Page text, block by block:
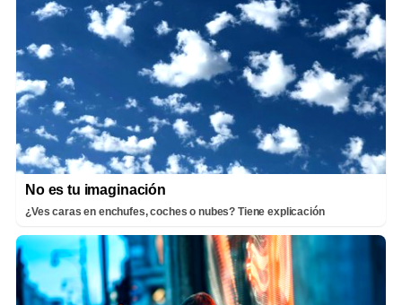
No es tu imaginación
¿Ves caras en enchufes, coches o nubes? Tiene explicación